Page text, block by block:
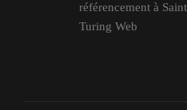
référencement à
Turing Web